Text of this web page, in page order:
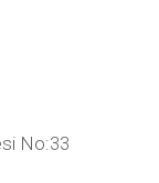
No:33